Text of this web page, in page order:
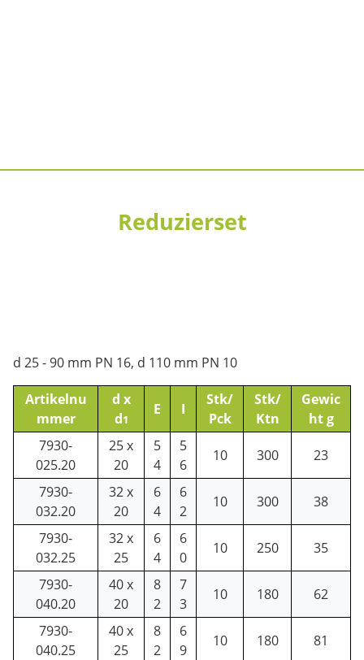
Reduzierset
d 25 - 90 mm PN 16, d 110 mm PN 10
Artikelnu
mmer
d x
d1
E I
Stk/
Pck
Stk/
Ktn
Gewic
ht g
7930-
025.20
25 x
20
5
4
5
6
10 300 23
7930-
032.20
32 x
20
6
4
6
2
10 300 38
7930-
032.25
32 x
25
6
4
6
0
10 250 35
7930-
040.20
40 x
20
8
2
7
3
10 180 62
7930-
040.25
40 x
25
8
2
6
9
10 180 81